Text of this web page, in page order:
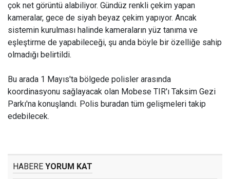
çok net görüntü alabiliyor. Gündüz renkli çekim yapan
kameralar, gece de siyah beyaz çekim yapıyor. Ancak
sistemin kurulması halinde kameraların yüz tanıma ve
eşleştirme de yapabileceği, şu anda böyle bir özelliğe sahip
olmadığı belirtildi.
Bu arada 1 Mayıs'ta bölgede polisler arasında
koordinasyonu sağlayacak olan Mobese TIR'ı Taksim Gezi
Parkı'na konuşlandı. Polis buradan tüm gelişmeleri takip
edebilecek.
HABERE YORUM KAT